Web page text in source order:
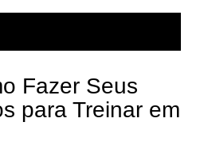
Fazer Seus
para Treinar em